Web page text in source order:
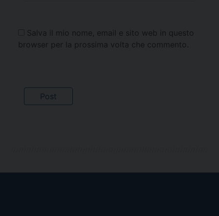
Salva il mio nome, email e sito web in questo
browser per la prossima volta che commento.